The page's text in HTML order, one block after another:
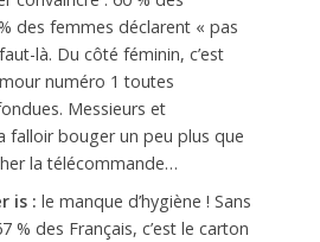
des femmes déclarent « pas
là. Du côté féminin, c’est
numéro 1 toutes
Messieurs et
falloir bouger un peu plus que
la télécommande…
is : le manque d’hygiène ! Sans
% des Français, c’est le carton